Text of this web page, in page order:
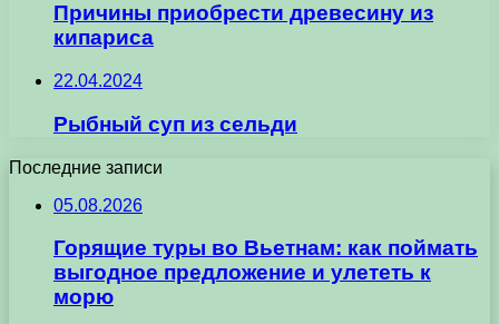
Причины приобрести древесину из
кипариса
22.04.2024
Рыбный суп из сельди
Последние записи
05.08.2026
Горящие туры во Вьетнам: как поймать
выгодное предложение и улететь к
морю